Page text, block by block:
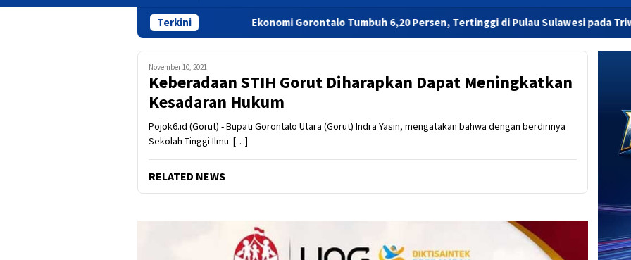
Terkini
Ekonomi Gorontalo Tumbuh 6,20 Persen, Tertinggi di Pulau Sulawesi pada Triwulan II 2026
November 10, 2021
Keberadaan STIH Gorut Diharapkan Dapat Meningkatkan
Kesadaran Hukum
Pojok6.id (Gorut) - Bupati Gorontalo Utara (Gorut) Indra Yasin, mengatakan bahwa dengan berdirinya
Sekolah Tinggi Ilmu […]
RELATED NEWS